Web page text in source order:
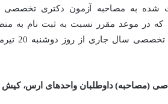
که در موعد مقرر نسبت به ثبت نام به
(مصاحبه) داوطلبان واحدهای ارس، کیش